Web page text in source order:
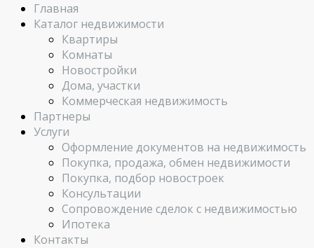
Главная
Каталог недвижимости
Квартиры
Комнаты
Новостройки
Дома, участки
Коммерческая недвижимость
Партнеры
Услуги
Оформление документов на недвижимость
Покупка, продажа, обмен недвижимости
Покупка, подбор новостроек
Консультации
Сопровождение сделок с недвижимостью
Ипотека
Контакты